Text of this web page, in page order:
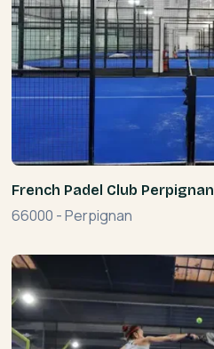
French Padel Club Perpignan
66000 -Perpignan